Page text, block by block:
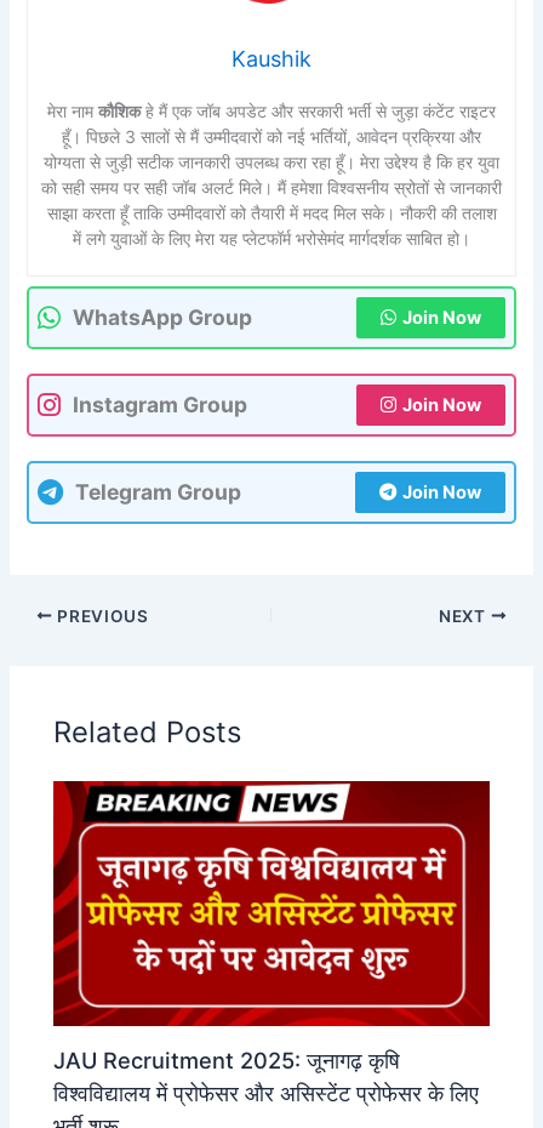
Kaushik
मेरा नामकौशिकहे मैं एक जॉब अपडेट और सरकारी भर्ती से जुड़ा कंटेंट राइटर
हूँ। पिछले 3 सालों से मैं उम्मीदवारों को नई भर्तियों, आवेदन प्रक्रिया और
योग्यता से जुड़ी सटीक जानकारी उपलब्ध करा रहा हूँ। मेरा उद्देश्य है कि हर युवा
को सही समय पर सही जॉब अलर्ट मिले। मैं हमेशा विश्वसनीय स्रोतों से जानकारी
साझा करता हूँ ताकि उम्मीदवारों को तैयारी में मदद मिल सके। नौकरी की तलाश
में लगे युवाओं के लिए मेरा यह प्लेटफॉर्म भरोसेमंद मार्गदर्शक साबित हो।
WhatsApp Group Join Now
Instagram Group Join Now
Telegram Group Join Now
PREVIOUS NEXT
Related Posts
JAU Recruitment 2025: जूनागढ़ कृषि
विश्वविद्यालय में प्रोफेसर और असिस्टेंट प्रोफेसर के लिए